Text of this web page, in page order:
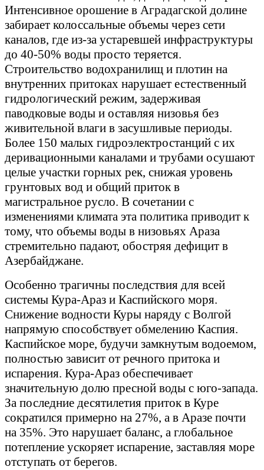
Интенсивное орошение в Аградагской долине
забирает колоссальные объемы через сети
каналов, где из-за устаревшей инфраструктуры
до 40-50% воды просто теряется.
Строительство водохранилищ и плотин на
внутренних притоках нарушает естественный
гидрологический режим, задерживая
паводковые воды и оставляя низовья без
живительной влаги в засушливые периоды.
Более 150 малых гидроэлектростанций с их
деривационными каналами и трубами осушают
целые участки горных рек, снижая уровень
грунтовых вод и общий приток в
магистральное русло. В сочетании с
изменениями климата эта политика приводит к
тому, что объемы воды в низовьях Араза
стремительно падают, обостряя дефицит в
Азербайджане.
Особенно трагичны последствия для всей
системы Кура-Араз и Каспийского моря.
Снижение водности Куры наряду с Волгой
напрямую способствует обмелению Каспия.
Каспийское море, будучи замкнутым водоемом,
полностью зависит от речного притока и
испарения. Кура-Араз обеспечивает
значительную долю пресной воды с юго-запада.
За последние десятилетия приток в Куре
сократился примерно на 27%, а в Аразе почти
на 35%. Это нарушает баланс, а глобальное
потепление ускоряет испарение, заставляя море
отступать от берегов.